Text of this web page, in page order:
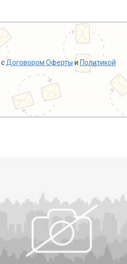
Договором Оферты и Политикой